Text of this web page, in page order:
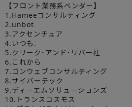
【フロント業務系ベンダー】
1.Hameeコンサルティング
2.unbot
3.アクセンチュア
4.いつも.
5.クリーク･アンド･リバー社
6.これから
7.ゴンウェブコンサルティング
8.サイバーテック
9.ディーエムソリューションズ
10.トランスコスモス